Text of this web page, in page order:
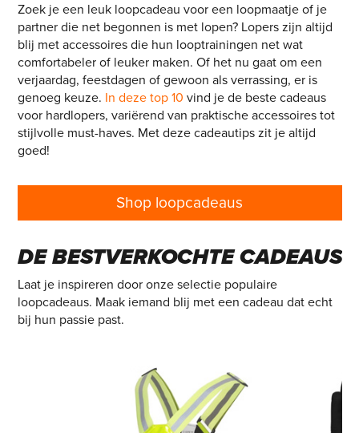
Zoek je een leuk loopcadeau voor een loopmaatje of je
partner die net begonnen is met lopen? Lopers zijn altijd
blij met accessoires die hun looptrainingen net wat
comfortabeler of leuker maken. Of het nu gaat om een
verjaardag, feestdagen of gewoon als verrassing, er is
genoeg keuze. In deze top 10 vind je de beste cadeaus
voor hardlopers, variërend van praktische accessoires tot
stijlvolle must-haves. Met deze cadeautips zit je altijd
goed!
Shop loopcadeaus
DE BESTVERKOCHTE CADEAUS
Laat je inspireren door onze selectie populaire
loopcadeaus. Maak iemand blij met een cadeau dat echt
bij hun passie past.